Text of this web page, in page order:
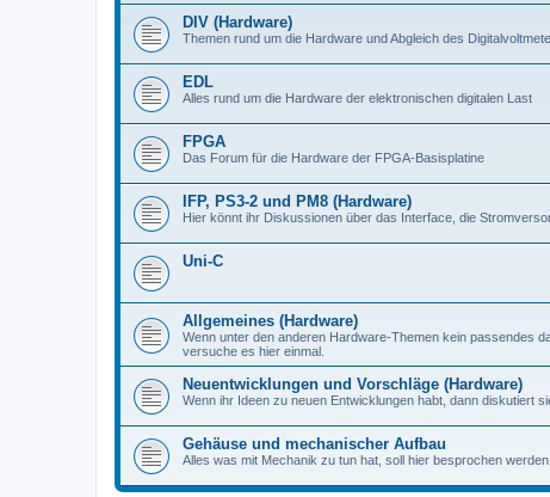
DIV (Hardware)
Themen rund um die Hardware und Abgleich des
EDL
Alles rund um die Hardware der elektronischen digitalen Last
FPGA
Das Forum für die Hardware der FPGA-Basisplatine
IFP, PS3-2 und PM8 (Hardware)
Hier könnt ihr Diskussionen über das Interface, die
Uni-C
Allgemeines (Hardware)
Wenn unter den anderen Hardware-Themen kein passendes
versuche es hier einmal.
Neuentwicklungen und Vorschläge (Hardware)
Wenn ihr Ideen zu neuen Entwicklungen habt, dann diskutiert
Gehäuse und mechanischer Aufbau
Alles was mit Mechanik zu tun hat, soll hier besprochen